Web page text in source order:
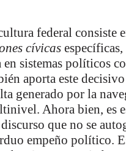
federal consiste
cívicas
en sistemas políticos
aporta este
generado por la
Ahora bien, es
que no se
empeño político.